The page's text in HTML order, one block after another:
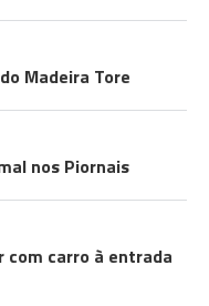
Madeira Tore
nos Piornais
carro à entrada